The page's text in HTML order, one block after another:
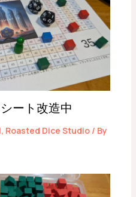
ート改造中
, Roasted Dice Studio/ By